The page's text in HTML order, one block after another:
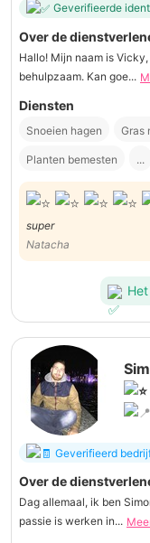
Geverifieerde
Over de
Hallo! Mijn naam is
behulpzaam. Kan goe...
Diensten
Snoeien hagen Gras
Planten bemesten ...
super
Natacha
Geverifieerd
Over de
Dag allemaal, ik ben
passie is werken in...